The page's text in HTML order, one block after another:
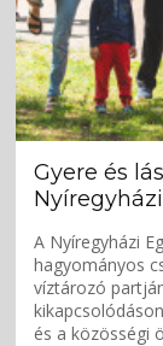
Gyere és
A Nyíregyházi
hagyományos
víztározó
és a közösségi